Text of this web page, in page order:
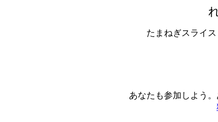
たまねぎスライ
あなたも参加しよう